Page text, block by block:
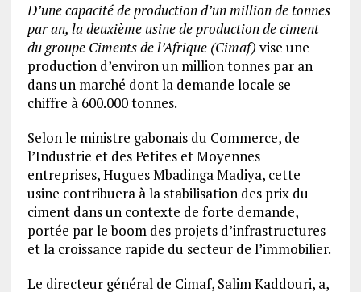
D’une capacité de production d’un million de tonnes
par an, la deuxième usine de production de ciment
du groupe Ciments de l’Afrique (Cimaf) vise une
production d’environ un million tonnes par an
dans un marché dont la demande locale se
chiffre à 600.000 tonnes.
Selon le ministre gabonais du Commerce, de
l’Industrie et des Petites et Moyennes
entreprises, Hugues Mbadinga Madiya, cette
usine contribuera à la stabilisation des prix du
ciment dans un contexte de forte demande,
portée par le boom des projets d’infrastructures
et la croissance rapide du secteur de l’immobilier.
Le directeur général de Cimaf, Salim Kaddouri, a,